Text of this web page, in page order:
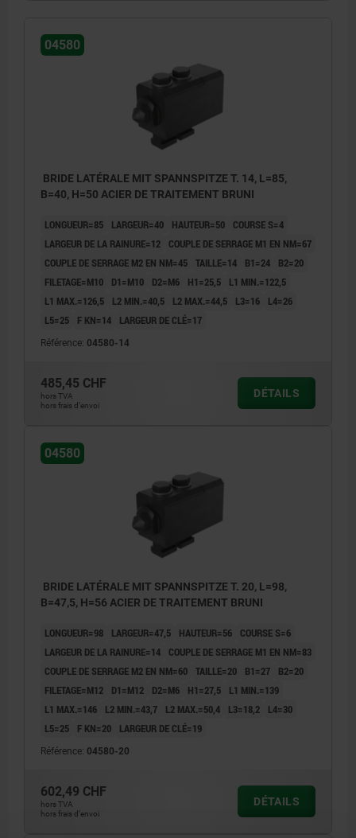
04580
BRIDE LATÉRALE MIT SPANNSPITZE T. 14, L=85,
B=40, H=50 ACIER DE TRAITEMENT BRUNI
LONGUEUR=85 LARGEUR=40 HAUTEUR=50
COURSE S=4
LARGEUR DE LA RAINURE=12
COUPLE DE SERRAGE M1 EN NM=67
COUPLE DE SERRAGE M2 EN NM=45 TAILLE=14 B1=24
B2=20
FILETAGE=M10
D1=M10 D2=M6 H1=25,5
L1 MIN.=122,5
L1 MAX.=126,5
L2 MIN.=40,5 L2 MAX.=44,5 L3=16
L4=26
L5=25
F KN=14 LARGEUR DE CLÉ=17
Référence: 04580-14
485,45 CHF
hors TVA
hors frais d’envoi
DÉTAILS
04580
BRIDE LATÉRALE MIT SPANNSPITZE T. 20, L=98,
B=47,5, H=56 ACIER DE TRAITEMENT BRUNI
LONGUEUR=98 LARGEUR=47,5 HAUTEUR=56
COURSE S=6
LARGEUR DE LA RAINURE=14
COUPLE DE SERRAGE M1 EN NM=83
COUPLE DE SERRAGE M2 EN NM=60 TAILLE=20 B1=27
B2=20
FILETAGE=M12
D1=M12 D2=M6 H1=27,5
L1 MIN.=139
L1 MAX.=146
L2 MIN.=43,7 L2 MAX.=50,4 L3=18,2
L4=30
L5=25
F KN=20 LARGEUR DE CLÉ=19
Référence: 04580-20
602,49 CHF
hors TVA
hors frais d’envoi
DÉTAILS